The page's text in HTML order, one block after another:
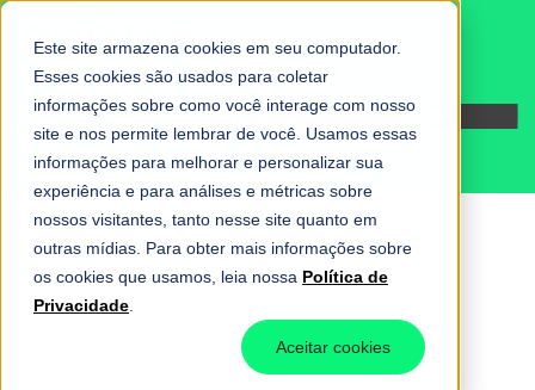
Este site armazena cookies em seu computador.
Esses cookies são usados para coletar
informações sobre como você interage com nosso
site e nos permite lembrar de você. Usamos essas
informações para melhorar e personalizar sua
experiência e para análises e métricas sobre
nossos visitantes, tanto nesse site quanto em
outras mídias. Para obter mais informações sobre
os cookies que usamos, leia nossa Política de
Privacidade
Aceitar cookies
Fale conosco
Home-Automação Fiscal-Chegou a hora de
simplificar a rotina fiscal